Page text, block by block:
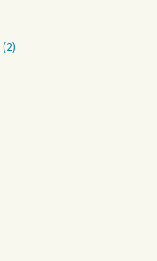
(2)